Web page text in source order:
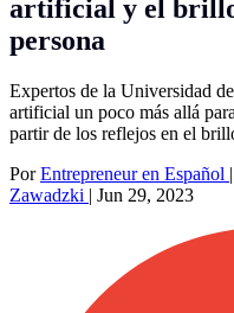
artificial y el brillo
persona
Expertos de la Universidad
artificial un poco más allá
partir de los reflejos en el
PorEntrepreneur en Español |
Zawadzki | Jun 29, 2023